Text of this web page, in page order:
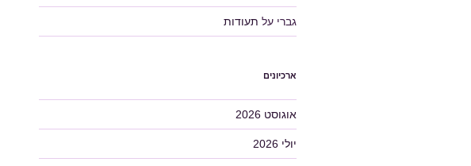
גברי על תעודות
ארכיונים
אוגוסט 2026
יולי 2026